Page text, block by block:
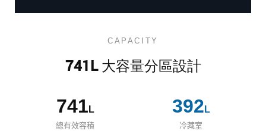
CAPACITY
741L 大容量分區設計
741 L
總有效容積
392 L
冷藏室